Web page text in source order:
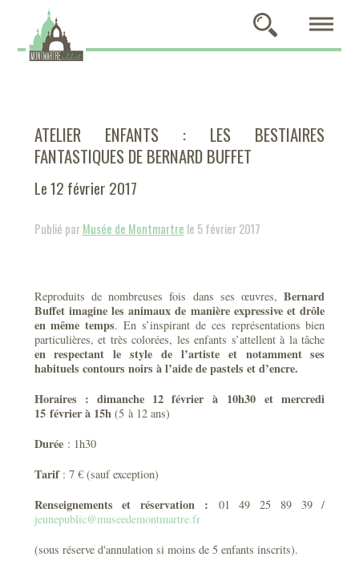
ATELIER ENFANTS : LES BESTIAIRES
FANTASTIQUES DE BERNARD BUFFET
Le 12 février 2017
Publié parMusée de Montmartre le 5 février 2017
Reproduits de nombreuses fois dans ses œuvres,Bernard
Buffet imagine les animaux de manière expressive et drôle
en même temps. En s’inspirant de ces représentations bien
particulières, et très colorées, les enfants s’attellent à la tâche
en respectant le style de l’artiste et notamment ses
habituels contours noirs à l’aide de pastels et d’encre.
Horaires : dimanche 12 février à 10h30 et mercredi
15 février à 15h (5 à 12 ans)
Durée: 1h30
Tarif: 7 € (sauf exception)
Renseignements et réservation : 01 49 25 89 39 /
jeunepublic@museedemontmartre.fr
(sous réserve d'annulation si moins de 5 enfants inscrits).